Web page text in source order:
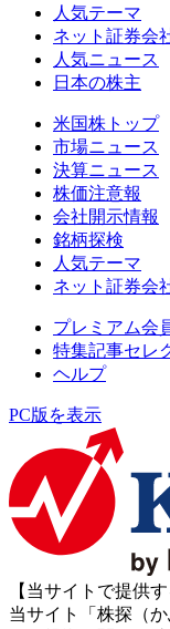
人気テーマ
ネット証券会
人気ニュース
日本の株主
米国株トップ
市場ニュース
決算ニュース
株価注意報
会社開示情報
銘柄探検
人気テーマ
ネット証券会
プレミアム会
特集記事セレ
ヘルプ
PC版を表示
【当サイトで提供
当サイト「株探（